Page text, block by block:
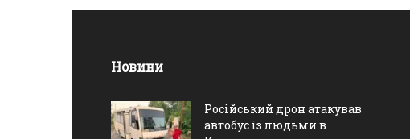
Новини
Російський дрон атакував
автобус із людьми в